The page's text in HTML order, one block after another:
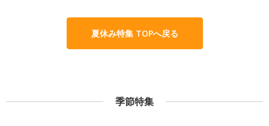
夏休み特集 TOPへ戻る
季節特集